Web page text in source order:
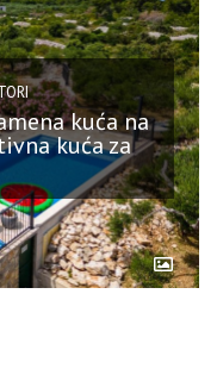
kuća na
kuća za